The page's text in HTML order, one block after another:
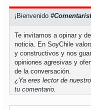
soytalcahuano
soy concepción
soycoronel
soyarauco
soytemuco
¡Bienvenido
Te invitamos a opinar y
noticia. En SoyChile
y constructivos y nos
opiniones agresivas y
de la conversación.
¿Ya eres lector de
tu comentario.